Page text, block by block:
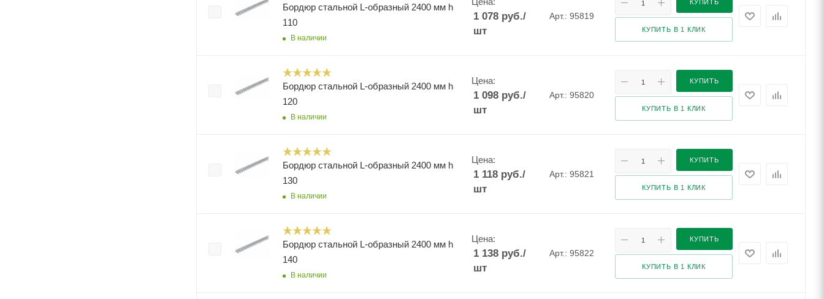
Бордюр стальной L-образный 2400 мм h
110
В наличии
1 078руб./
шт
Арт.: 95819
КУПИТЬ
КУПИТЬ В 1 КЛИК
Бордюр стальной L-образный 2400 мм h
120
В наличии
Цена:
1 098руб./
шт
Арт.: 95820
КУПИТЬ
КУПИТЬ В 1 КЛИК
Бордюр стальной L-образный 2400 мм h
130
В наличии
Цена:
1 118руб./
шт
Арт.: 95821
КУПИТЬ
КУПИТЬ В 1 КЛИК
Бордюр стальной L-образный 2400 мм h
140
В наличии
Цена:
1 138руб./
шт
Арт.: 95822
КУПИТЬ
КУПИТЬ В 1 КЛИК